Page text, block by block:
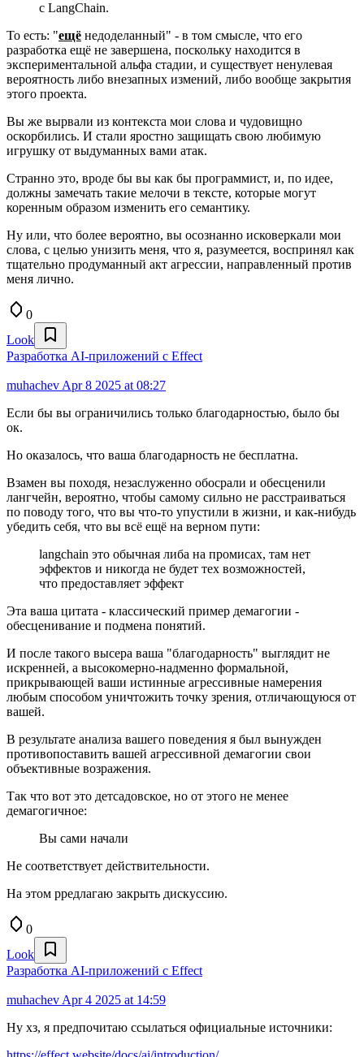
с LangChain.
То есть: "ещё недоделанный" - в том смысле, что его
разработка ещё не завершена, поскольку находится в
экспериментальной альфа стадии, и существует ненулевая
вероятность либо внезапных измений, либо вообще закрытия
этого проекта.
Вы же вырвали из контекста мои слова и чудовищно
оскорбились. И стали яростно защищать свою любимую
игрушку от выдуманных вами атак.
Странно это, вроде бы вы как бы программист, и, по идее,
должны замечать такие мелочи в тексте, которые могут
коренным образом изменить его семантику.
Ну или, что более вероятно, вы осознанно исковеркали мои
слова, с целью унизить меня, что я, разумеется, воспринял как
тщательно продуманный акт агрессии, направленный против
меня лично.
0
Look
Разработка AI‑приложений с Effect
muhachev Apr 8 2025 at 08:27
Если бы вы ограничились только благодарностью, было бы
ок.
Но оказалось, что ваша благодарность не бесплатна.
Взамен вы походя, незаслуженно обосрали и обесценили
лангчейн, вероятно, чтобы самому сильно не расстраиваться
по поводу того, что вы что-то упустили в жизни, и как-нибудь
убедить себя, что вы всё ещё на верном пути:
langchain это обычная либа на промисах, там нет
эффектов и никогда не будет тех возможностей,
что предоставляет эффект
Эта ваша цитата - классический пример демагогии -
обесценивание и подмена понятий.
И после такого высера ваша "благодарность" выглядит не
искренней, а высокомерно-надменно формальной,
прикрывающей ваши истинные агрессивные намерения
любым способом уничтожить точку зрения, отличающуюся от
вашей.
В результате анализа вашего поведения я был вынужден
противопоставить вашей агрессивной демагогии свои
объективные возражения.
Так что вот это детсадовское, но от этого не менее
демагогичное:
Вы сами начали
Не соответствует действительности.
На этом рредлагаю закрыть дискуссию.
0
Look
Разработка AI‑приложений с Effect
muhachev Apr 4 2025 at 14:59
Ну хз, я предпочитаю ссылаться официальные источники: